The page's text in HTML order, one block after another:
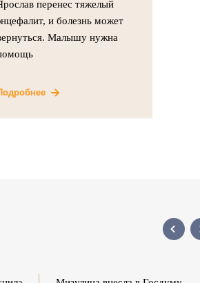
перенес тяжелый
и болезнь может
Малышу нужна